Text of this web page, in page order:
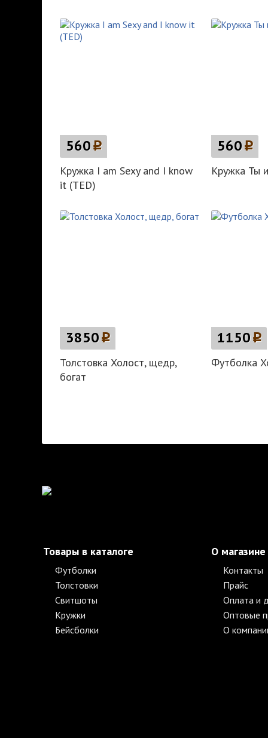
560p
Кружка I am Sexy and I know
it (TED)
560p
Кружка Ты
3850p
Толстовка Холост, щедр,
богат
1150p
Футболка
Товары в каталоге
Футболки
Толстовки
Свитшоты
Кружки
Бейсболки
О магазине
Контакты
Прайс
Оплата и
Оптовые
О